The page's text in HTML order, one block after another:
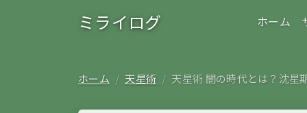
ミライログ ホーム
ホーム 天星術 天星術 闇の時代とは？沈星